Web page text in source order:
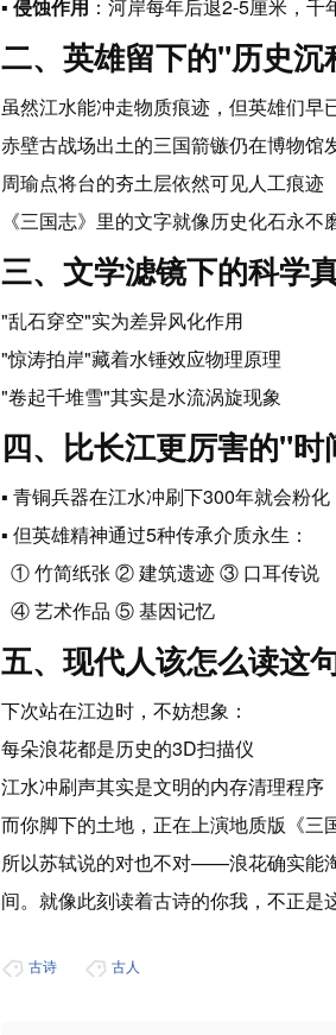
▪ 侵蚀作用 ：河岸每年后退2-5厘米，
二、英雄留下的"历史沉
虽然江水能冲走物质痕迹，但英雄们早
赤壁古战场出土的三国箭镞仍在博物馆
周瑜点将台的夯土层依然可见人工痕迹
《三国志》里的文字就像历史化石永不
三、文学滤镜下的科学
"乱石穿空"实为差异风化作用
"惊涛拍岸"藏着水锤效应物理原理
"卷起千堆雪"其实是水流涡旋现象
四、比长江更厉害的"时
▪ 青铜兵器在江水冲刷下300年就会粉化
▪ 但英雄精神通过5种传承介质永生：
① 竹简纸张 ② 建筑遗迹 ③ 口耳传说
④ 艺术作品 ⑤ 基因记忆
五、现代人该怎么读这
下次站在江边时，不妨想象：
每朵浪花都是历史的3D扫描仪
江水冲刷声其实是文明的内存清理程序
而你脚下的土地，正在上演地质版《三
所以苏轼说的对也不对——浪花确实能
间。就像此刻读着古诗的你我，不正是
古诗 古人